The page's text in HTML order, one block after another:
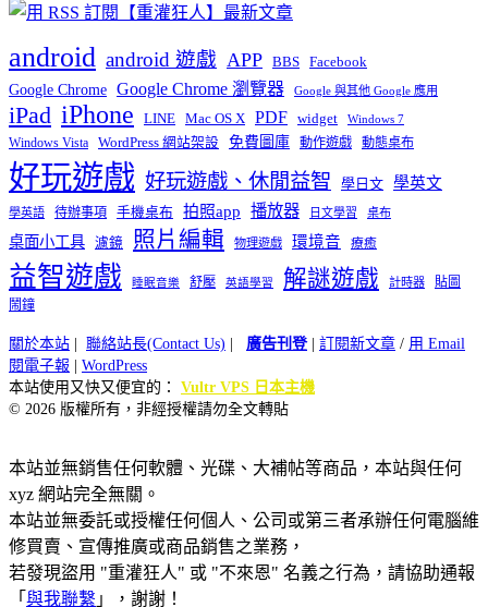
android android 遊戲 APP BBS Facebook
Google Chrome Google Chrome 瀏覽器 Google 與其他 Google 應用
iPad iPhone LINE Mac OS X PDF widget Windows 7
Windows Vista WordPress 網站架設 免費圖庫 動作遊戲 動態桌布
好玩遊戲 好玩遊戲、休閒益智 學日文 學英文
學英語 待辦事項 手機桌布 拍照app 播放器 日文學習 桌布
桌面小工具 濾鏡 照片編輯 物理遊戲 環境音 療癒
益智遊戲 睡眠音樂 舒壓 英語學習 解謎遊戲 計時器
貼圖
鬧鐘
關於本站 | 聯絡站長(Contact Us) | 廣告刊登| 訂閱新文章 / 用 Email
閱電子報 | WordPress
本站使用又快又便宜的： Vultr VPS 日本主機
© 2026 版權所有，非經授權請勿全文轉貼
本站並無銷售任何軟體、光碟、大補帖等商品，本站與任何
xyz 網站完全無關。
本站並無委託或授權任何個人、公司或第三者承辦任何電腦維
修買賣、宣傳推廣或商品銷售之業務，
若發現盜用 "重灌狂人" 或 "不來恩" 名義之行為，請協助通報
「 與我聯繫 」，謝謝！